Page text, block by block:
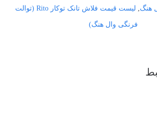
هنگ, لیست قیمت فلاش تانک توکار Rito (توالت
فرنگی وال هنگ)